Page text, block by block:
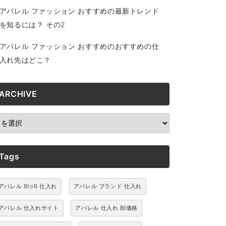
パレル ファッション おすすめの最新トレンド
知るには？ その2
パレル ファッション おすすめのおすすめの仕
れ先はどこ？
パレル BtoB 仕入れ アパレル ブランド 仕入れ
パレル 仕入れサイト アパレル 仕入れ 卸価格